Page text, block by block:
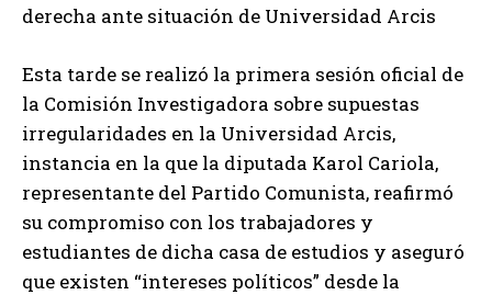
derecha ante situación de Universidad Arcis
Esta tarde se realizó la primera sesión oficial de
la Comisión Investigadora sobre supuestas
irregularidades en la Universidad Arcis,
instancia en la que la diputada Karol Cariola,
representante del Partido Comunista, reafirmó
su compromiso con los trabajadores y
estudiantes de dicha casa de estudios y aseguró
que existen “intereses políticos” desde la